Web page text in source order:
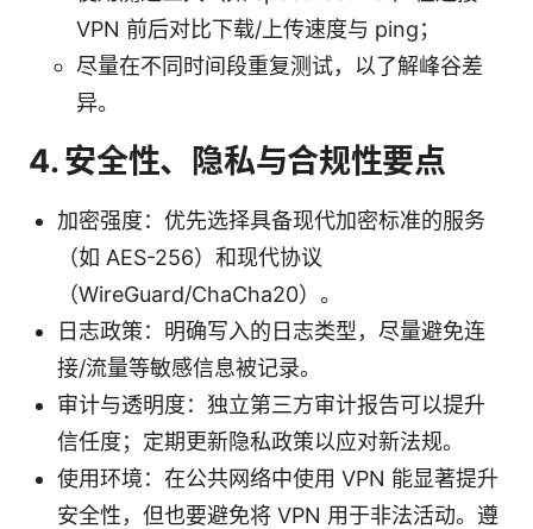
VPN 前后对比下载/上传速度与 ping；
尽量在不同时间段重复测试，以了解峰谷差
异。
4. 安全性、隐私与合规性要点
加密强度：优先选择具备现代加密标准的服务
（如 AES-256）和现代协议
（WireGuard/ChaCha20）。
日志政策：明确写入的日志类型，尽量避免连
接/流量等敏感信息被记录。
审计与透明度：独立第三方审计报告可以提升
信任度；定期更新隐私政策以应对新法规。
使用环境：在公共网络中使用 VPN 能显著提升
安全性，但也要避免将 VPN 用于非法活动。遵